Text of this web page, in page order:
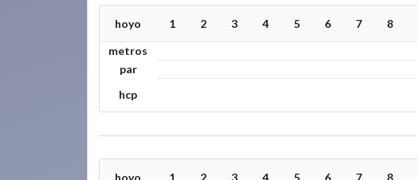
hoyo 1 2 3 4 5 6 7 8
metros
par
hcp
hoyo 1 2 3 4 5 6 7 8